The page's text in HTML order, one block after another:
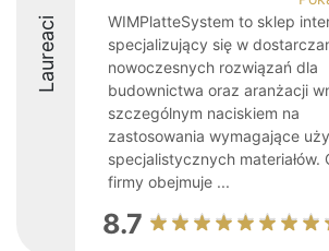
Laureaci
WIMPlatteSystem to sklep
specjalizujący się w
nowoczesnych rozwiązań dla
budownictwa oraz aranżacji
szczególnym naciskiem na
zastosowania wymagające
specjalistycznych materiałów.
firmy obejmuje ...
8.7